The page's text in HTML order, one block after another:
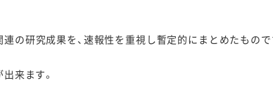
の研究成果を、速報性を重視し暫定的にまとめたもの
来ます。